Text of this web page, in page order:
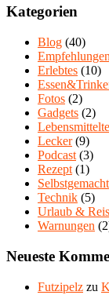
Kategorien
Blog (40)
Empfehlungen
Erlebtes (10)
Fotos (2)
Gadgets (2)
Lecker(9)
Podcast (3)
Rezept (1)
Selbstgemacht
Technik (5)
Urlaub &
Warnungen
Neueste
Futzipelz zu